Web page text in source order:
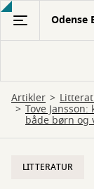
Gå
hovedindhold
Odense
Artikler
Tove
både børn og
LITTERATUR